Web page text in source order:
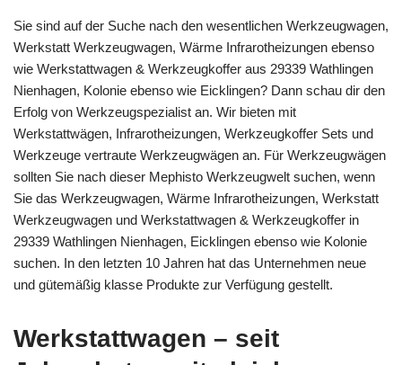
Sie sind auf der Suche nach den wesentlichen Werkzeugwagen,
Werkstatt Werkzeugwagen, Wärme Infrarotheizungen ebenso
wie Werkstattwagen & Werkzeugkoffer aus 29339 Wathlingen
Nienhagen, Kolonie ebenso wie Eicklingen? Dann schau dir den
Erfolg von Werkzeugspezialist an. Wir bieten mit
Werkstattwägen, Infrarotheizungen, Werkzeugkoffer Sets und
Werkzeuge vertraute Werkzeugwägen an. Für Werkzeugwägen
sollten Sie nach dieser Mephisto Werkzeugwelt suchen, wenn
Sie das Werkzeugwagen, Wärme Infrarotheizungen, Werkstatt
Werkzeugwagen und Werkstattwagen & Werkzeugkoffer in
29339 Wathlingen Nienhagen, Eicklingen ebenso wie Kolonie
suchen. In den letzten 10 Jahren hat das Unternehmen neue
und gütemäßig klasse Produkte zur Verfügung gestellt.
Werkstattwagen – seit